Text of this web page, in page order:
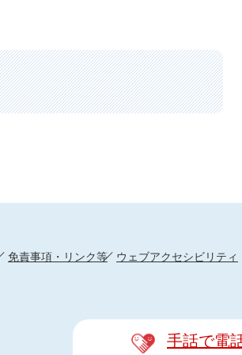
免責事項・リンク等 ウェブアクセシビリティ
手話で電